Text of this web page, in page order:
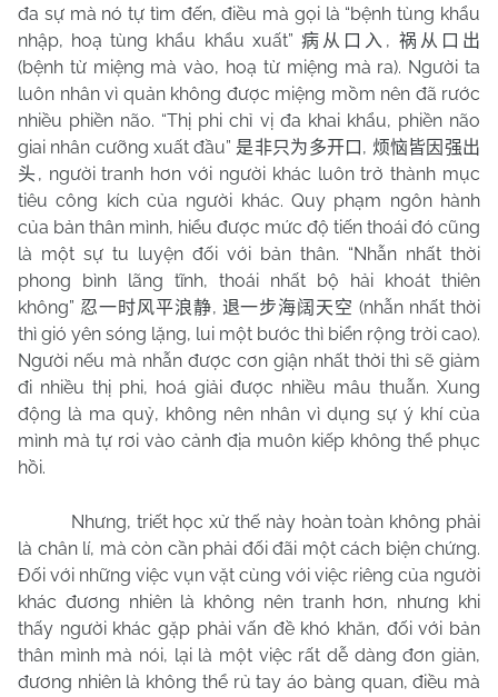
đa sự mà nó tự tìm đến, điều mà gọi là “bệnh tùng khẩu
nhập, hoạ tùng khẩu khẩu xuất” 病从口入 , 祸从口出
(bệnh từ miệng mà vào, hoạ từ miệng mà ra). Người ta
luôn nhân vì quản không được miệng mồm nên đã rước
nhiều phiền não. “Thị phi chỉ vị đa khai khẩu, phiền não
giai nhân cưỡng xuất đầu” 是非只为多开口 , 烦恼皆因强出
头, người tranh hơn với người khác luôn trở thành mục
tiêu công kích của người khác. Quy phạm ngôn hành
của bản thân mình, hiểu được mức độ tiến thoái đó cũng
là một sự tu luyện đối với bản thân. “Nhẫn nhất thời
phong bình lãng tĩnh, thoái nhất bộ hải khoát thiên
không” 忍一时风平浪静, 退一步海阔天空 (nhẫn nhất thời
thì gió yên sóng lặng, lui một bước thì biển rộng trời cao).
Người nếu mà nhẫn được cơn giận nhất thời thì sẽ giảm
đi nhiều thị phi, hoá giải được nhiều mâu thuẫn. Xung
động là ma quỷ, không nên nhân vì dụng sự ý khí của
mình mà tự rơi vào cảnh địa muôn kiếp không thể phục
hồi.
Nhưng, triết học xử thế này hoàn toàn không phải
là chân lí, mà còn cần phải đối đãi một cách biện chứng.
Đối với những việc vụn vặt cùng với việc riêng của người
khác đương nhiên là không nên tranh hơn, nhưng khi
thấy người khác gặp phải vấn đề khó khăn, đối với bản
thân mình mà nói, lại là một việc rất dễ dàng đơn giản,
đương nhiên là không thể rủ tay áo bàng quan, điều mà